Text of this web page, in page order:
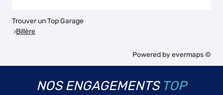
Trouver un Top Garage
Billère
Powered byevermaps ©
NOS ENGAGEMENTS TOP